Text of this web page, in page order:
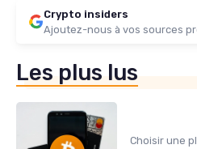
Crypto insiders
Ajoutez-nous à vos sources
Les plus lus